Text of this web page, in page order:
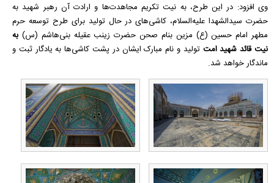
وی افزود: در این طرح، به نیت تکریم مجاهدت‌ها و ارادت آن رهبر شهید به
حضرت سیدالشهدا علیه‌السلام، کاشی‌های در حال تولید برای طرح توسعه حرم
مطهر امام حسین (ع) مزین بنام صحن حضرت زینب عقیله بنی‌هاشم (س) به
نیت قائد شهید امتتولید و نام مبارک ایشان در پشت کاشی‌ها به یادگار ثبت و
ماندگار خواهد شد.